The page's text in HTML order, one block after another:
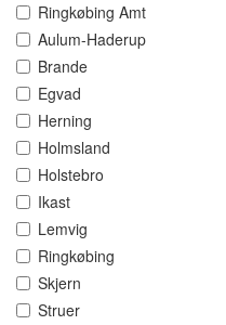
Ringkøbing Amt
Aulum-Haderup
Brande
Egvad
Herning
Holmsland
Holstebro
Ikast
Lemvig
Ringkøbing
Skjern
Struer